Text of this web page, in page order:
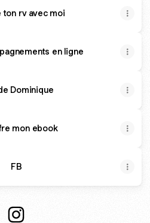
ton rv avec moi
en ligne
Dominique
mon ebook
FB